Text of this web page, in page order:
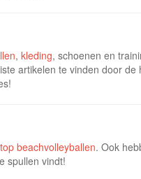
, kleding, schoenen en
artikelen te vinden door de
top beachvolleyballen. Ook
spullen vindt!